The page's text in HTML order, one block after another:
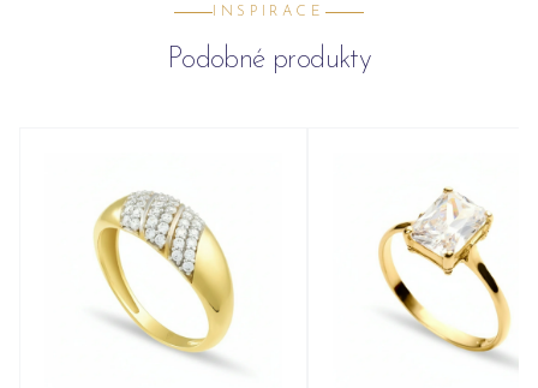
INSPIRACE
Podobné produkty